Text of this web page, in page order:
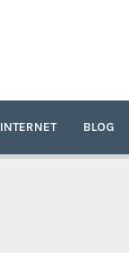
INTERNET BLOG